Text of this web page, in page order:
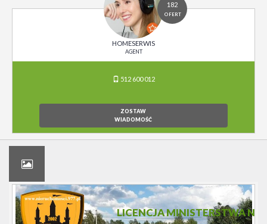
182
OFERT
HOMESERWIS
AGENT
512 600 012
ZOSTAW
WIADOMOŚĆ
LICENCJA MINISTERSTWA NR